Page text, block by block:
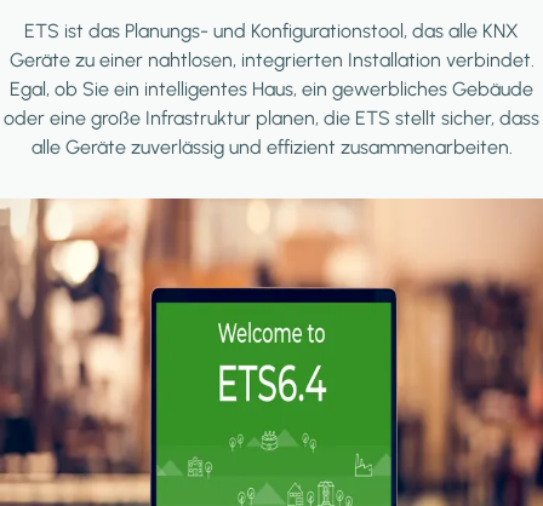
ETS ist das Planungs- und Konfigurationstool, das alle KNX
Geräte zu einer nahtlosen, integrierten Installation verbindet.
Egal, ob Sie ein intelligentes Haus, ein gewerbliches Gebäude
oder eine große Infrastruktur planen, die ETS stellt sicher, dass
alle Geräte zuverlässig und effizient zusammenarbeiten.
Image